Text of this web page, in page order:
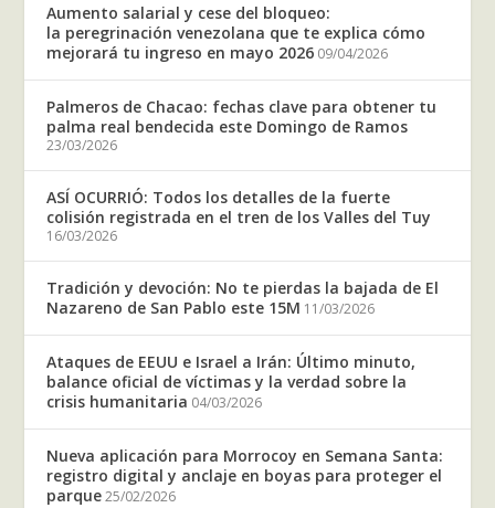
Aumento salarial y cese del bloqueo:
la peregrinación venezolana que te explica cómo
mejorará tu ingreso en mayo 2026 09/04/2026
Palmeros de Chacao: fechas clave para obtener tu
palma real bendecida este Domingo de Ramos
23/03/2026
ASÍ OCURRIÓ: Todos los detalles de la fuerte
colisión registrada en el tren de los Valles del Tuy
16/03/2026
Tradición y devoción: No te pierdas la bajada de El
Nazareno de San Pablo este 15M 11/03/2026
Ataques de EEUU e Israel a Irán: Último minuto,
balance oficial de víctimas y la verdad sobre la
crisis humanitaria 04/03/2026
Nueva aplicación para Morrocoy en Semana Santa:
registro digital y anclaje en boyas para proteger el
parque 25/02/2026